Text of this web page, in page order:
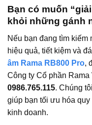
Bạn có muốn
khỏi những gánh
Nếu bạn đang tìm kiếm
hiệu quả, tiết kiệm và
âm Rama RB800 Pro,
Công ty Cổ phần Rama
0986.765.115. Chúng
giúp bạn tối ưu hóa
kinh doanh.